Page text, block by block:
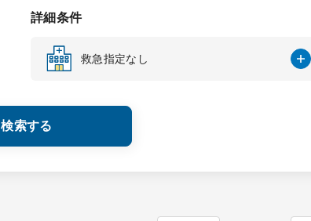
詳細条件
救急指定なし
検索する